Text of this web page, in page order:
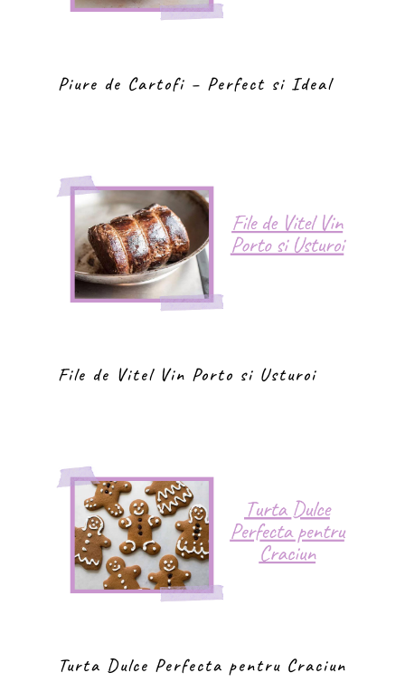
Piure de Cartofi – Perfect si Ideal
File de Vitel Vin Porto si Usturoi
Turta Dulce Perfecta pentru Craciun